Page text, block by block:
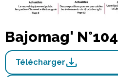
Bajomag' N°104
Télécharger